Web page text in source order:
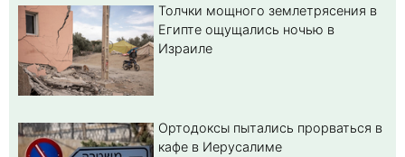
Толчки мощного землетрясения в
Египте ощущались ночью в
Израиле
Ортодоксы пытались прорваться в
кафе в Иерусалиме